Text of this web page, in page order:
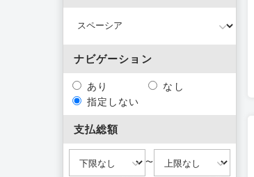
ナビゲーション
あり
なし
指定しない
支払総額
〜